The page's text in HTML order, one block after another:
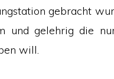
gebracht
und gelehrig die
will.